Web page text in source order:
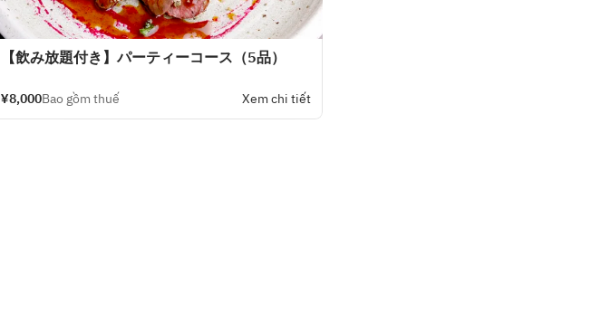
【飲み放題付き】パーティーコース（5品）
¥8,000Bao gồm thuế Xem chi tiết